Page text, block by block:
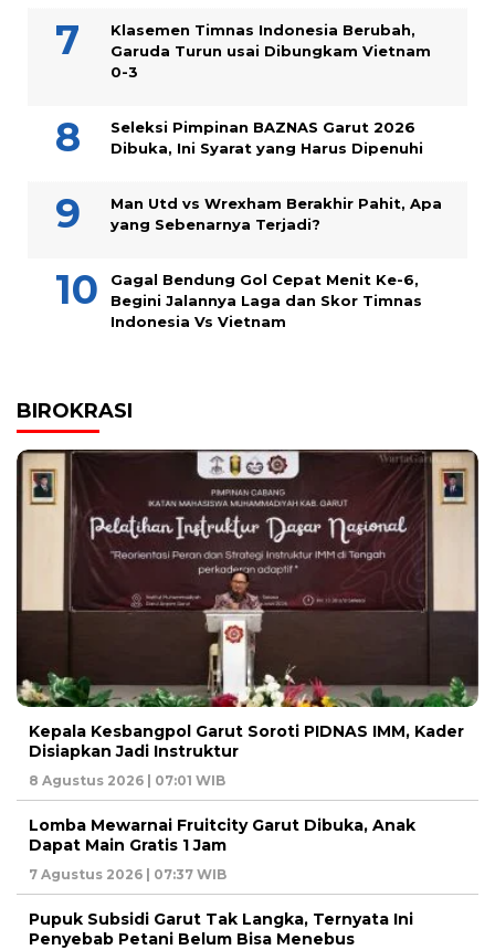
Klasemen Timnas Indonesia Berubah,
Garuda Turun usai Dibungkam Vietnam
0-3
Seleksi Pimpinan BAZNAS Garut 2026
Dibuka, Ini Syarat yang Harus Dipenuhi
Man Utd vs Wrexham Berakhir Pahit, Apa
yang Sebenarnya Terjadi?
Gagal Bendung Gol Cepat Menit Ke-6,
Begini Jalannya Laga dan Skor Timnas
Indonesia Vs Vietnam
BIROKRASI
Kepala Kesbangpol Garut Soroti PIDNAS IMM, Kader
Disiapkan Jadi Instruktur
8 Agustus 2026 | 07:01 WIB
Lomba Mewarnai Fruitcity Garut Dibuka, Anak
Dapat Main Gratis 1 Jam
7 Agustus 2026 | 07:37 WIB
Pupuk Subsidi Garut Tak Langka, Ternyata Ini
Penyebab Petani Belum Bisa Menebus